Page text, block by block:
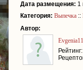
Дата размещения: 1
Категория: Выпечка ::
Автор: